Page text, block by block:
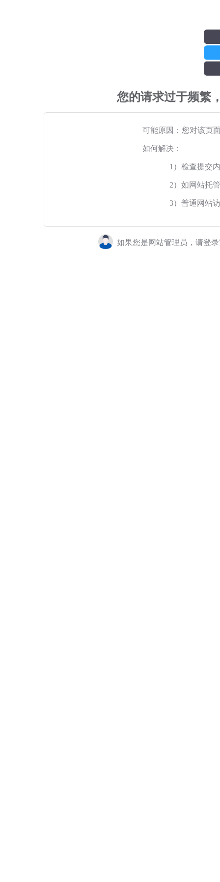
您的请求过于频繁
可能原因：您对该页
如何解决：
1）检查提交
2）如网站托
3）普通网站
如果您是网站管理员，请登